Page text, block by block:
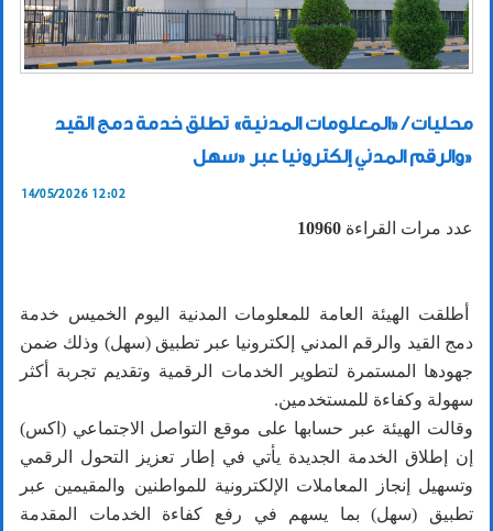
محليات / «المعلومات المدنية» تطلق خدمة دمج القيد
والرقم المدني إلكترونيا عبر «سهل»
14/05/2026 12:02
عدد مرات القراءة 10960
أطلقت الهيئة العامة للمعلومات المدنية اليوم الخميس خدمة
دمج القيد والرقم المدني إلكترونيا عبر تطبيق (سهل) وذلك ضمن
جهودها المستمرة لتطوير الخدمات الرقمية وتقديم تجربة أكثر
سهولة وكفاءة للمستخدمين.
وقالت الهيئة عبر حسابها على موقع التواصل الاجتماعي (اكس)
إن إطلاق الخدمة الجديدة يأتي في إطار تعزيز التحول الرقمي
وتسهيل إنجاز المعاملات الإلكترونية للمواطنين والمقيمين عبر
تطبيق (سهل) بما يسهم في رفع كفاءة الخدمات المقدمة